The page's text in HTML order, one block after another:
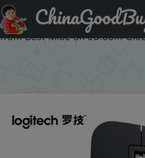
Купити на розпродажі Shop
Wireless Mouse with Hyper-
from Best Mice on JD.com